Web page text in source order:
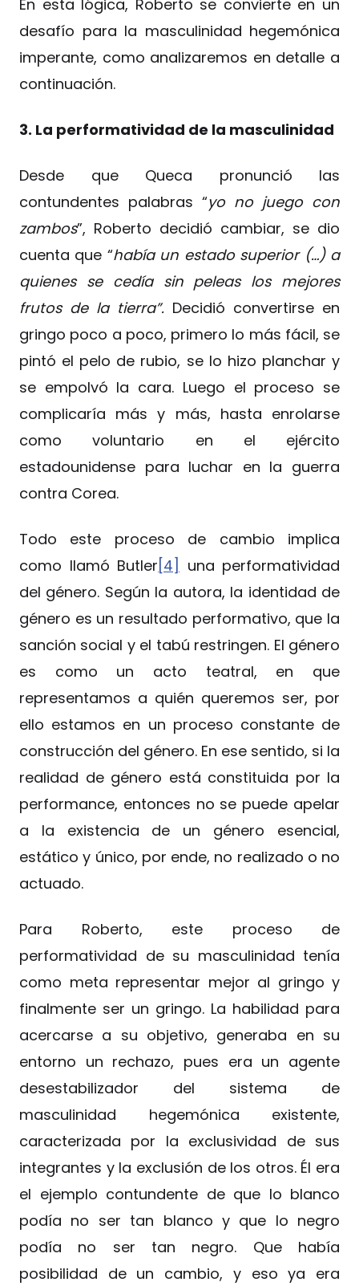
En esta lógica, Roberto se convierte en un
desafío para la masculinidad hegemónica
imperante, como analizaremos en detalle a
continuación.
3. La performatividad de la masculinidad
Desde que Queca pronunció las
contundentes palabras “yo no juego con
zambos”, Roberto decidió cambiar, se dio
cuenta que “había un estado superior (…) a
quienes se cedía sin peleas los mejores
frutos de la tierra”. Decidió convertirse en
gringo poco a poco, primero lo más fácil, se
pintó el pelo de rubio, se lo hizo planchar y
se empolvó la cara. Luego el proceso se
complicaría más y más, hasta enrolarse
como voluntario en el ejército
estadounidense para luchar en la guerra
contra Corea.
Todo este proceso de cambio implica
como llamó Butler [4] una performatividad
del género. Según la autora, la identidad de
género es un resultado performativo, que la
sanción social y el tabú restringen. El género
es como un acto teatral, en que
representamos a quién queremos ser, por
ello estamos en un proceso constante de
construcción del género. En ese sentido, si la
realidad de género está constituida por la
performance, entonces no se puede apelar
a la existencia de un género esencial,
estático y único, por ende, no realizado o no
actuado.
Para Roberto, este proceso de
performatividad de su masculinidad tenía
como meta representar mejor al gringo y
finalmente ser un gringo. La habilidad para
acercarse a su objetivo, generaba en su
entorno un rechazo, pues era un agente
desestabilizador del sistema de
masculinidad hegemónica existente,
caracterizada por la exclusividad de sus
integrantes y la exclusión de los otros. Él era
el ejemplo contundente de que lo blanco
podía no ser tan blanco y que lo negro
podía no ser tan negro. Que había
posibilidad de un cambio, y eso ya era